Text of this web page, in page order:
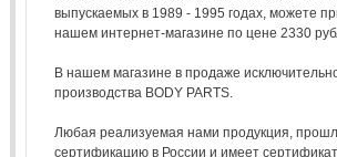
выпускаемых в 1989 - 1995 годах, можете
нашем интернет-магазине по цене 2330
В нашем магазине в продаже
производства BODY PARTS.
Любая реализуемая нами продукция,
сертификацию в России и имеет сертификат